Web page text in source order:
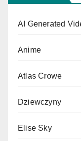
AI Generated
Anime
Atlas Crowe
Dziewczyny
Elise Sky